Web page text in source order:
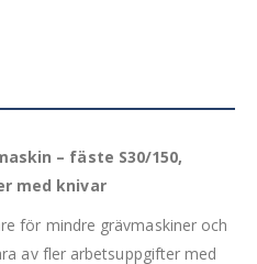
– fäste S30/150,
med knivar
för mindre grävmaskiner och
av fler arbetsuppgifter med